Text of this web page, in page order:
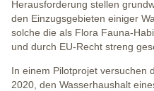
Herausforderung stellen
den Einzugsgebieten einiger
solche die als Flora Fauna-
und durch EU-Recht streng
In einem Pilotprojet versuchen
2020, den Wasserhaushalt